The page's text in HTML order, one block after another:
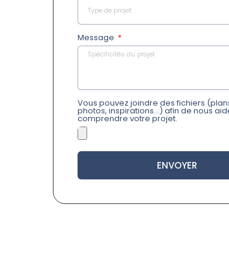
Message
Vous pouvez joindre des fichiers
photos, inspirations…) afin de nous
comprendre votre projet.
ENVOYER